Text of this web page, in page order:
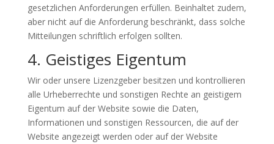
gesetzlichen Anforderungen erfüllen. Beinhaltet zudem,
aber nicht auf die Anforderung beschränkt, dass solche
Mitteilungen schriftlich erfolgen sollten.
4. Geistiges Eigentum
Wir oder unsere Lizenzgeber besitzen und kontrollieren
alle Urheberrechte und sonstigen Rechte an geistigem
Eigentum auf der Website sowie die Daten,
Informationen und sonstigen Ressourcen, die auf der
Website angezeigt werden oder auf der Website